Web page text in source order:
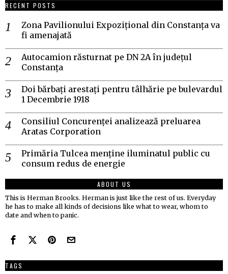
RECENT POSTS
Zona Pavilionului Expozițional din Constanța va
fi amenajată
Autocamion răsturnat pe DN 2A în județul
Constanța
Doi bărbați arestați pentru tâlhărie pe bulevardul
1 Decembrie 1918
Consiliul Concurenței analizează preluarea
Aratas Corporation
Primăria Tulcea menține iluminatul public cu
consum redus de energie
ABOUT US
This is Herman Brooks. Herman is just like the rest of us. Everyday
he has to make all kinds of decisions like what to wear, whom to
date and when to panic.
TAGS